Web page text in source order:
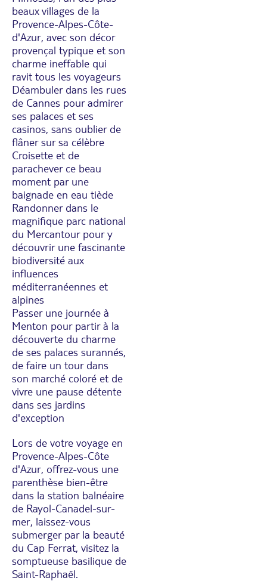
beaux villages de la
Provence-Alpes-Côte-
d'Azur, avec son décor
provençal typique et son
charme ineffable qui
ravit tous les voyageurs
Déambuler dans les rues
de Cannes pour admirer
ses palaces et ses
casinos, sans oublier de
flâner sur sa célèbre
Croisette et de
parachever ce beau
moment par une
baignade en eau tiède
Randonner dans le
magnifique parc national
du Mercantour pour y
découvrir une fascinante
biodiversité aux
influences
méditerranéennes et
alpines
Passer une journée à
Menton pour partir à la
découverte du charme
de ses palaces surannés,
de faire un tour dans
son marché coloré et de
vivre une pause détente
dans ses jardins
d'exception
Lors de votre voyage en
Provence-Alpes-Côte
d'Azur, offrez-vous une
parenthèse bien-être
dans la station balnéaire
de Rayol-Canadel-sur-
mer, laissez-vous
submerger par la beauté
du Cap Ferrat, visitez la
somptueuse basilique de
Saint-Raphaël.